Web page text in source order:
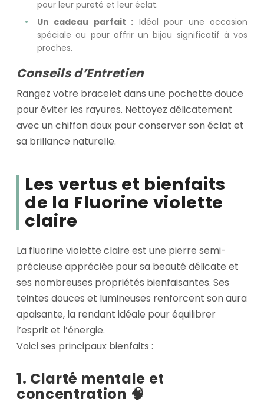
pour leur pureté et leur éclat.
Un cadeau parfait : Idéal pour une occasion
spéciale ou pour offrir un bijou significatif à vos
proches.
Conseils d’Entretien
Rangez votre bracelet dans une pochette douce
pour éviter les rayures. Nettoyez délicatement
avec un chiffon doux pour conserver son éclat et
sa brillance naturelle.
Les vertus et bienfaits
de la Fluorine violette
claire
La fluorine violette claire est une pierre semi-
précieuse appréciée pour sa beauté délicate et
ses nombreuses propriétés bienfaisantes. Ses
teintes douces et lumineuses renforcent son aura
apaisante, la rendant idéale pour équilibrer
l’esprit et l’énergie.
Voici ses principaux bienfaits :
1. Clarté mentale et
concentration 🧠